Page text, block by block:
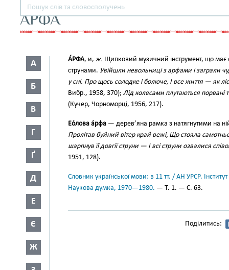
АРФА
А
Б
В
Г
Ґ
Д
Е
Є
Ж
А́РФА, и, ж. Щипковий музичний інструмент, що має
струнами. Увійшли невольниці з арфами і заграли
у сні. Про щось солодке і болюче, І все життя — як
Вибр., 1958, 370); Лід колесами плутаються порвані
(Кучер, Чорноморці, 1956, 217).
Ео́лова а́рфа — дерев’яна рамка з натягнутими на
Пролітав буйний вітер край вежі, Що стояла
шарпнув її довгії струни — І всі струни озвалися
1951, 128).
Словник української мови: в 11 тт. / АН УРСР.
Наукова думка, 1970—1980. — Т. 1. — С. 63.
Поділитись: